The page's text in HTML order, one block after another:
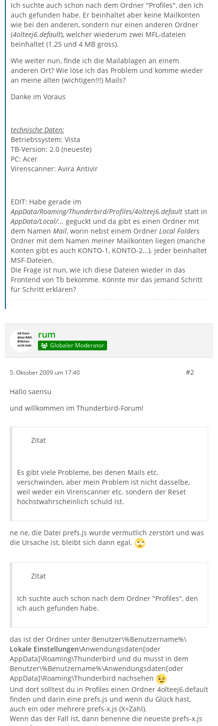
Ich suchte auch schon nach dem Ordner "Profiles", den ich
auch gefunden habe. Er beinhaltet aber keine Mailkonten
wie bei den anderen, sondern nur einen anderen Ordner
(4olteej6.default), welcher wiederum zwei MFL-dateien
beinhaltet (1.25 und 4 MB gross).
Wie weiter nun, finde ich die Mailablagen an einem
anderen Ort? Wie löse ich das Problem und komme wieder
an meine alten (wichtigen!!!) Mails?
Danke im Voraus
technische Daten:
Betriebssystem: Vista
TB-Version: 2.0 (neueste)
PC: Acer
Virenscanner: Avira Antivir
EDIT: Habe gerade im
AppData/Roaming/Thunderbird/Profiles/4olteej6.default statt in
AppData/Local/... geguckt und da gibt es einen Ordner mit
dem Namen Mail, worin nebst einem Ordner Local Folders
Ordner mit dem Namen meiner Mailkonten liegen (manche
Konten gibt es auch KONTO-1, KONTO-2...). jeder beinhaltet
MSF-Dateien.
Die Frage ist nun, wie ich diese Dateien wieder in das
Frontend von Tb bekomme. Könnte mir das jemand Schritt
für Schritt erklären?
rum
Globaler Moderator
5. Oktober 2009 um 17:40 #2
Hallo saensu
und willkommen im Thunderbird-Forum!
Zitat
Es gibt viele Probleme, bei denen Mails etc.
verschwinden, aber mein Problem ist nicht dasselbe,
weil weder ein Virenscanner etc. sondern der Reset
höchstwahrscheinlich schuld ist.
ne ne, die Datei prefs.js wurde vermutlich zerstört und was
die Ursache ist, bleibt sich dann egal.
Zitat
Ich suchte auch schon nach dem Ordner "Profiles", den
ich auch gefunden habe.
das ist der Ordner unter Benutzer\%Benutzername%\
Lokale Einstellungen\Anwendungsdaten[oder
AppData]\Roaming\Thunderbird und du musst in dem
Benutzer\%Benutzername%\Anwendungsdaten[oder
AppData]\Roaming\Thunderbird nachsehen
Und dort solltest du in Profiles einen Ordner 4olteej6.default
finden und darin eine prefs.js und wenn du Glück hast,
auch ein oder mehrere prefs-x.js (X=Zahl).
Wenn das der Fall ist, dann benenne die neueste prefs-x.js